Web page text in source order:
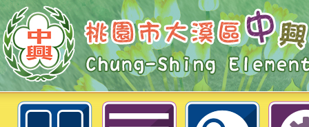
neilchestycedu佈景設計者：徐